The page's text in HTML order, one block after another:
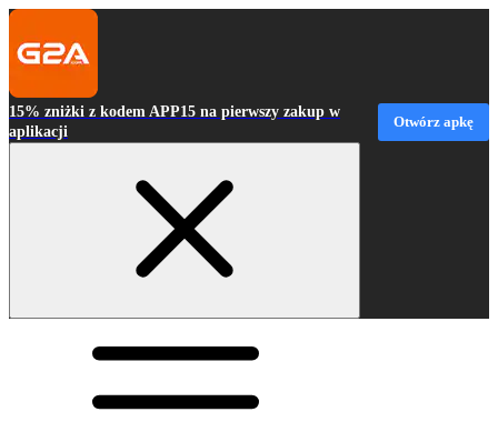
15% zniżki z kodem APP15 na pierwszy zakup w
aplikacji
Otwórz apkę